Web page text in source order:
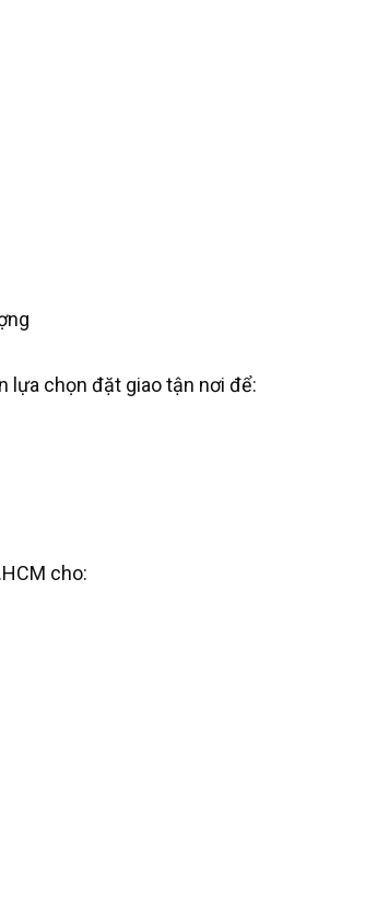
lựa chọn đặt giao tận nơi để:
cho: